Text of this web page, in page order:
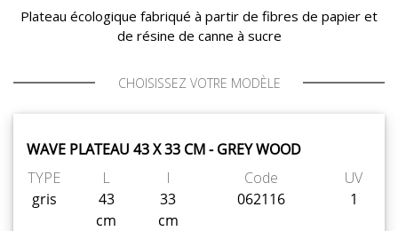
Plateau écologique fabriqué à partir de fibres de papier et
de résine de canne à sucre
CHOISISSEZ VOTRE MODÈLE
WAVE PLATEAU 43 X 33 CM - GREY WOOD
TYPE
gris
L
43
cm
l
33
cm
Code
062116
UV
1